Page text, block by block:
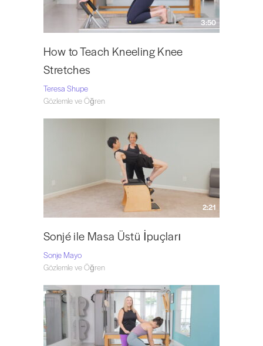
3:50
How to Teach Kneeling Knee
Stretches
Teresa Shupe
Gözlemle ve Öğren
2:21
Sonjé ile Masa Üstü İpuçları
Sonje Mayo
Gözlemle ve Öğren